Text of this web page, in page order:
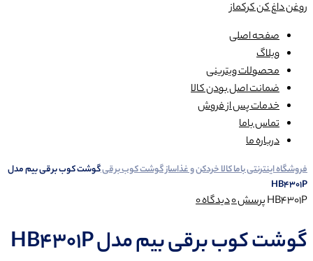
روغن داغ کن کرکماز
صفحه اصلی
وبلاگ
محصولات ویترینی
ضمانت اصل بودن کالا
خدمات پس از فروش
تماس باما
درباره ما
فروشگاه اینترنتی باما کالاخردکن و غذاسازگوشت کوب برقیگوشت کوب برقی بیم مدل
HB4301P
HB4301Pپرسش0دیدگاه0
گوشت کوب برقی بیم مدل HB4301P